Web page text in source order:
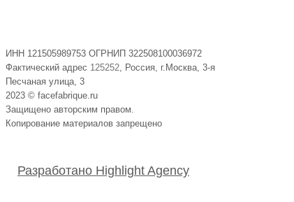
ИНН 121505989753 ОГРНИП 322508100036972
Фактический адрес 125252 , Россия, г.Москва, 3-я
Песчаная улица, 3
2023 © facefabrique.ru
Защищено авторским правом.
Копирование материалов запрещено
Разработано Highlight Agency